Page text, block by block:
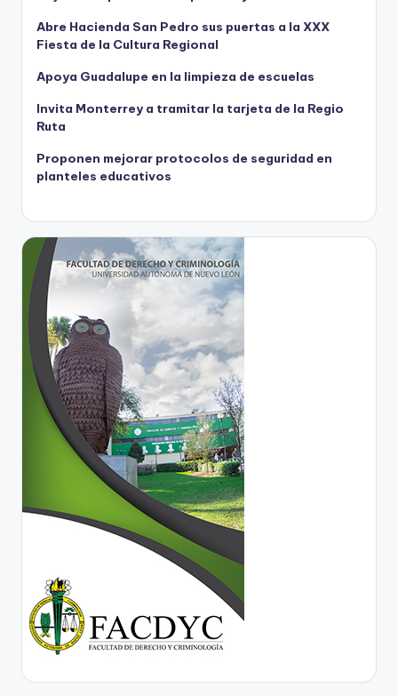
Abre Hacienda San Pedro sus puertas a la XXX
Fiesta de la Cultura Regional
Apoya Guadalupe en la limpieza de escuelas
Invita Monterrey a tramitar la tarjeta de la Regio
Ruta
Proponen mejorar protocolos de seguridad en
planteles educativos